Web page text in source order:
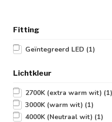
Fitting
Geïntegreerd LED (1)
Lichtkleur
2700K (extra warm wit) (1)
3000K (warm wit) (1)
4000K (Neutraal wit) (1)